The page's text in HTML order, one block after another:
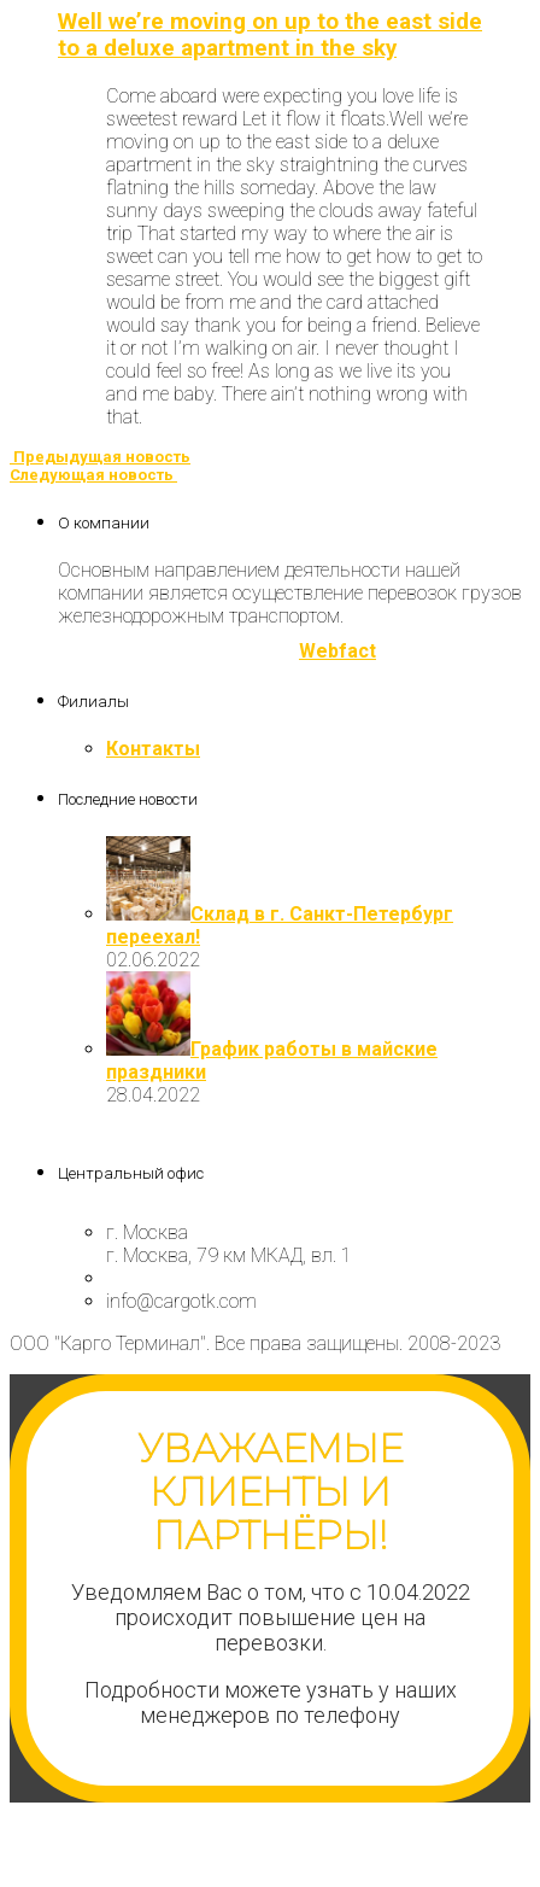
Well we’re moving on up to the east side
to a deluxe apartment in the sky
Come aboard were expecting you love life is
sweetest reward Let it flow it floats.Well we’re
moving on up to the east side to a deluxe
apartment in the sky straightning the curves
flatning the hills someday. Above the law
sunny days sweeping the clouds away fateful
trip That started my way to where the air is
sweet can you tell me how to get how to get to
sesame street. You would see the biggest gift
would be from me and the card attached
would say thank you for being a friend. Believe
it or not I’m walking on air. I never thought I
could feel so free! As long as we live its you
and me baby. There ain’t nothing wrong with
that.
Предыдущая новость
Следующая новость
О компании
Основным направлением деятельности нашей
компании является осуществление перевозок грузов
железнодорожным транспортом.
Webfact
Филиалы
Контакты
Последние новости
Склад в г. Санкт-Петербург
переехал!
02.06.2022
График работы в майские
праздники
28.04.2022
Центральный офис
г. Москва
г. Москва, 79 км МКАД, вл. 1
info@cargotk.com
ООО "Карго Терминал". Все права защищены. 2008-2023
УВАЖАЕМЫЕ
КЛИЕНТЫ И
ПАРТНЁРЫ!
Уведомляем Вас о том, что с 10.04.2022
происходит повышение цен на
перевозки.
Подробности можете узнать у наших
менеджеров по телефону